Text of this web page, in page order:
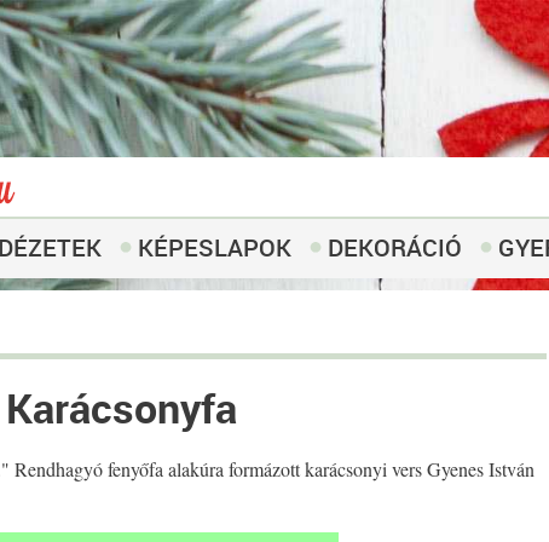
KÉPESLAPOK DEKORÁCIÓ
Rendhagyó fenyőfa alakúra formázott karácsonyi vers Gyenes István